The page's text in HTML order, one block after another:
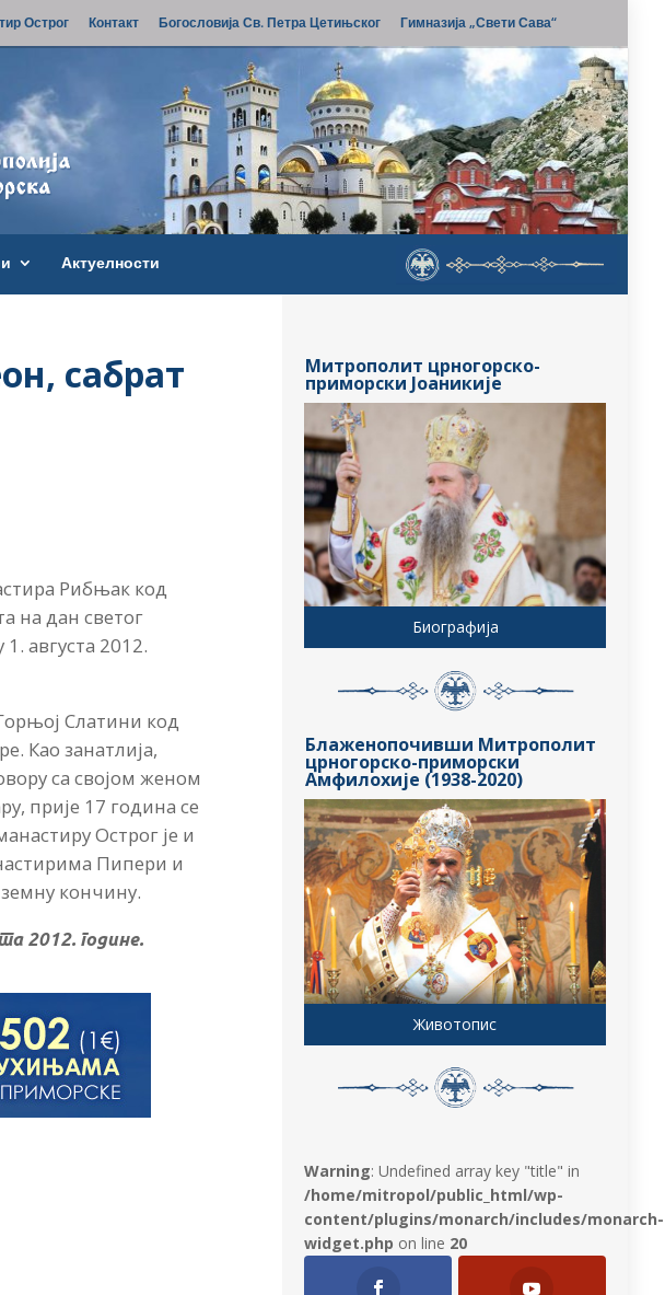
Острог Контакт Богословија Св. Петра Цетињског Гимназија „Свети Сава“
Актуелности
сабрат
Рибњак код
на дан светог
августа 2012.
Слатини код
Као занатлија,
са својом женом
прије 17 година се
Острог је и
Пипери и
кончину.
2012. године.
Митрополит црногорско-
приморски Јоаникије
Биографија
Блаженопочивши Митрополит
црногорско-приморски
Амфилохије (1938-2020)
Животопис
Warning: Undefined array key "title" in
/home/mitropol/public_html/wp-
content/plugins/monarch/includes/monarch-
widget.php on line 20